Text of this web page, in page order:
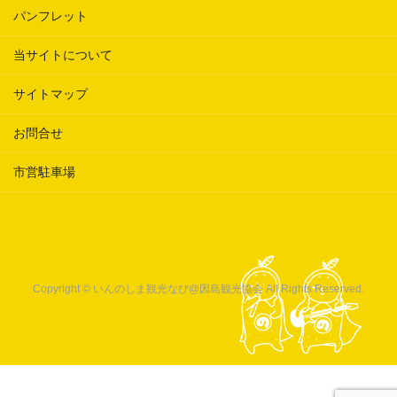
パンフレット
当サイトについて
サイトマップ
お問合せ
市営駐車場
Copyright © いんのしま観光なび@因島観光協会 All Rights Reserved.